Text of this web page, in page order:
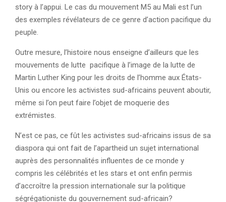
story à l’appui. Le cas du mouvement M5 au Mali est l’un
des exemples révélateurs de ce genre d’action pacifique du
peuple.
Outre mesure, l’histoire nous enseigne d’ailleurs que les
mouvements de lutte pacifique à l’image de la lutte de
Martin Luther King pour les droits de l’homme aux États-
Unis ou encore les activistes sud-africains peuvent aboutir,
même si l’on peut faire l’objet de moquerie des
extrémistes.
N’est ce pas, ce fût les activistes sud-africains issus de sa
diaspora qui ont fait de l’apartheid un sujet international
auprès des personnalités influentes de ce monde y
compris les célébrités et les stars et ont enfin permis
d’accroître la pression internationale sur la politique
ségrégationiste du gouvernement sud-africain?